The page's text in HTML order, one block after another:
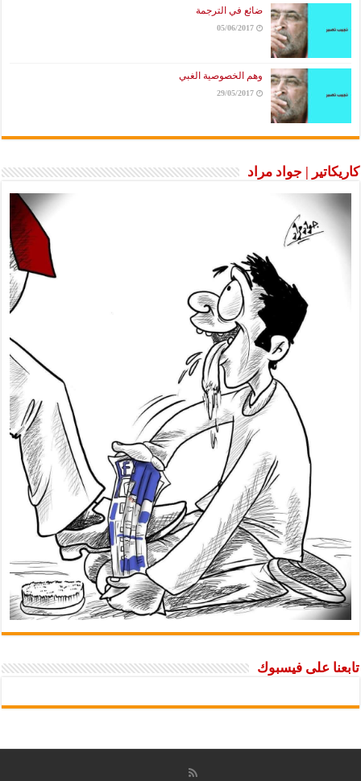
ضائع في الترجمة
05/06/2017
وهم الخصوصية الغبي
29/05/2017
كاريكاتير | جواد مراد
تابعنا على فيسبوك